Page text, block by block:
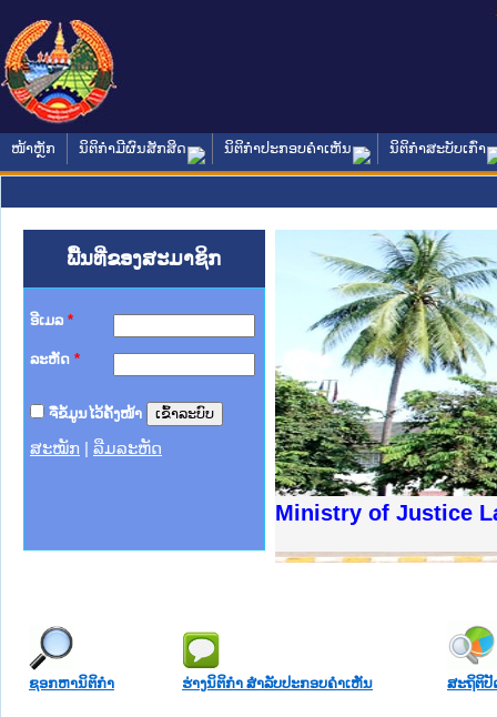
ໜ້າຫຼັກ ນິຕິກໍາມີຜົນສັກສິດ ນິຕິກໍາປະກອບຄໍາເຫັນ ນິຕິກໍາສະບັບເກົ່າ
ພື້ນທີ່ຂອງສະມາຊິກ
ອີເມລ *
ລະຫັດ *
ຈື່ຂໍ້ມູນໄວ້ຄັ້ງໜ້າ
ສະໝັກ ລືມລະຫັດ
Ministry of Justice Lao
ຊາຊົນ ພາກເໜືອ
ການ
ກາງ
ກໃຕ້
ນຕຳຫຼວດປະຊາຊົນ
ສັນຕິບານປະຊາຊົນ
ກເໜືອ
ຊາຊົນ ພາກກາງ
ຊອກຫານິຕິກໍາ ຮ່າງນິຕິກໍາ ສໍາລັບປະກອບຄໍາເຫັນ ສະຖິຕິປັ